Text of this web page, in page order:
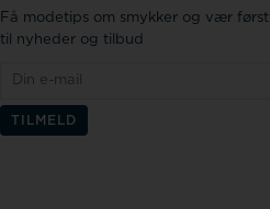
Få modetips om smykker og vær først
til nyheder og tilbud